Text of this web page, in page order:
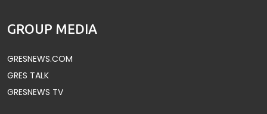
GROUP MEDIA
GRESNEWS.COM
GRES TALK
GRESNEWS TV